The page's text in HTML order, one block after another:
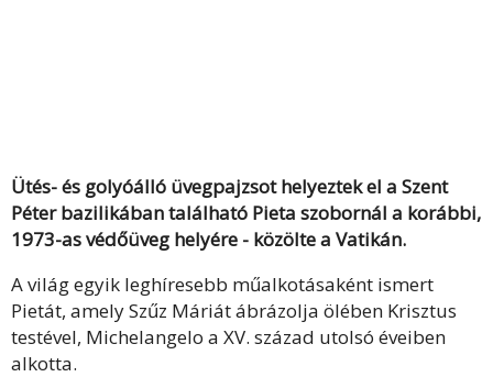
Ütés- és golyóálló üvegpajzsot helyeztek el a Szent
Péter bazilikában található Pieta szobornál a korábbi,
1973-as védőüveg helyére - közölte a Vatikán.
A világ egyik leghíresebb műalkotásaként ismert
Pietát, amely Szűz Máriát ábrázolja ölében Krisztus
testével, Michelangelo a XV. század utolsó éveiben
alkotta.